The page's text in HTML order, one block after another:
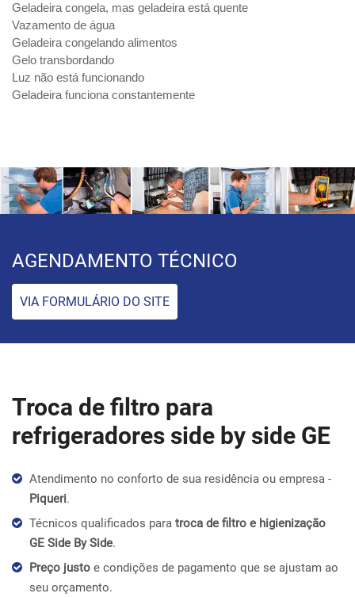
Geladeira congela, mas geladeira está quente
Vazamento de água
Geladeira congelando alimentos
Gelo transbordando
Luz não está funcionando
Geladeira funciona constantemente
AGENDAMENTO TÉCNICO
VIA FORMULÁRIO DO SITE
Troca de filtro para
refrigeradores side by side GE
Atendimento no conforto de sua residência ou empresa -
Piqueri.
Técnicos qualificados para troca de filtro e higienização
GE Side By Side.
Preço justo e condições de pagamento que se ajustam ao
seu orçamento.